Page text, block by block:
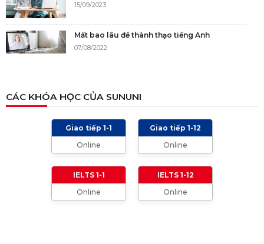
15/09/2023
Mất bao lâu để thành thạo tiếng Anh
07/08/2022
05/12/2021
TIÊU CHÍ CHẤM IELTS SPEAKING, WRITING
2024 VÀ NHỮNG LƯU Ý
TỔNG HỢP CÁCH XƯNG HÔ TRONG TIẾNG
ANH (Từ formal đến informal)
CÁC KHÓA HỌC CỦA SUNUNI
Giao tiếp 1-1
Online
Giao tiếp 1-12
Online
IELTS 1-1
Online
IELTS 1-12
Online